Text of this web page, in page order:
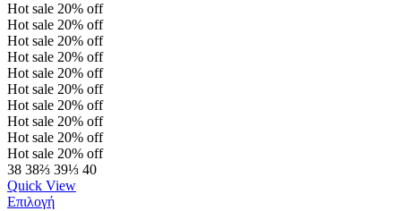
Hot sale 20% off
Hot sale 20% off
Hot sale 20% off
Hot sale 20% off
Hot sale 20% off
Hot sale 20% off
Hot sale 20% off
Hot sale 20% off
Hot sale 20% off
Hot sale 20% off
38 38⅔ 39⅓ 40
Quick View
Επιλογή